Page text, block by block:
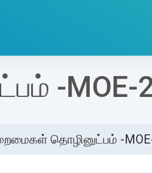
-MOE-
தொழினுட்பம் -